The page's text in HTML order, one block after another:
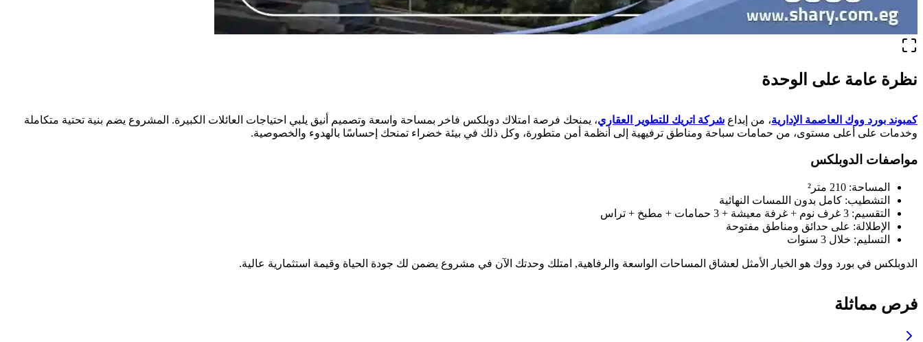
نظرة عامة على الوحدة
كمبوند بورد ووك العاصمة الإدارية، من إبداع شركة اتريك للتطوير العقاري، يمنحك فرصة امتلاك دوبلكس فاخر بمساحة واسعة وتصميم أنيق يلبي احتياجات العائلات الكبيرة. المشروع يضم بنية تحتية متكاملة
وخدمات على أعلى مستوى، من حمامات سباحة ومناطق ترفيهية إلى أنظمة أمن متطورة، وكل ذلك في بيئة خضراء تمنحك إحساسًا بالهدوء والخصوصية.
مواصفات الدوبلكس
المساحة: 210 متر²
التشطيب: كامل بدون اللمسات النهائية
التقسيم: 3 غرف نوم + غرفة معيشة + 3 حمامات + مطبخ + تراس
الإطلالة: على حدائق ومناطق مفتوحة
التسليم: خلال 3 سنوات
الدوبلكس في بورد ووك هو الخيار الأمثل لعشاق المساحات الواسعة والرفاهية, امتلك وحدتك الآن في مشروع يضمن لك جودة الحياة وقيمة استثمارية عالية.
فرص مماثلة